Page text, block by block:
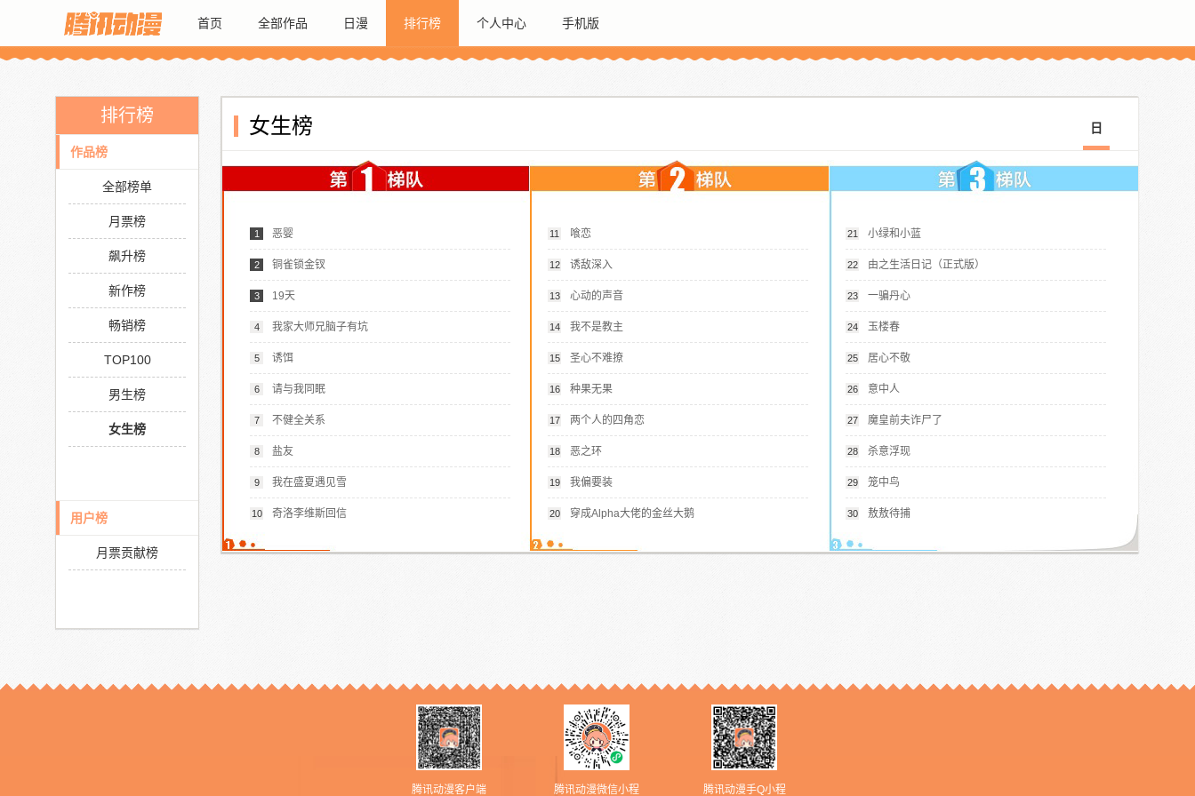
首页 全部作品 日漫 排行榜 个人中心 手机版
排行榜
作品榜
全部榜单
月票榜
飙升榜
新作榜
畅销榜
TOP100
男生榜
女生榜
用户榜
月票贡献榜
女生榜 日
1 恶婴
2 铜雀锁金钗
3 19天
4 我家大师兄脑子有坑
5 诱饵
6 请与我同眠
7 不健全关系
8 盐友
9 我在盛夏遇见雪
10 奇洛李维斯回信
11 喰恋
12 诱敌深入
13 心动的声音
14 我不是教主
15 圣心不难撩
16 种果无果
17 两个人的四角恋
18 恶之环
19 我偏要装
20 穿成Alpha大佬的金丝大鹅
21 小绿和小蓝
22 由之生活日记（正式版）
23 一骗丹心
24 玉楼春
25 居心不敬
26 意中人
27 魔皇前夫诈尸了
28 杀意浮现
29 笼中鸟
30 敖敖待捕
腾讯动漫客户端 腾讯动漫微信小程 腾讯动漫手Q小程